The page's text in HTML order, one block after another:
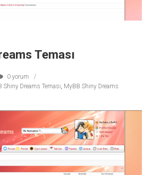
Teması
0 yorum
Shiny Dreams Teması, MyBB Shiny Dreams